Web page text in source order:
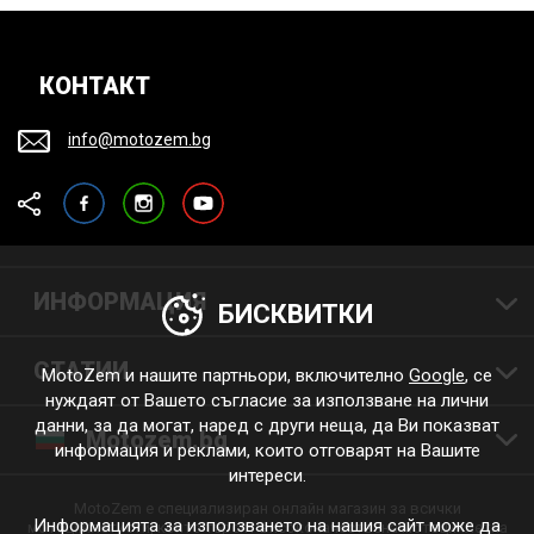
КОНТАКТ
info@motozem.bg
FacebookInstagramYouTube
ИНФОРМАЦИЯ
СТАТИИ
Motozem.bg
мотоциклетисти, които търсят висококачествена мотоциклетна
БИСКВИТКИ
MotoZem и нашите партньори, включително Google, се
нуждаят от Вашето съгласие за използване на лични
данни, за да могат, наред с други неща, да Ви показват
информация и реклами, които отговарят на Вашите
интереси.
Информацията за използването на нашия сайт може да